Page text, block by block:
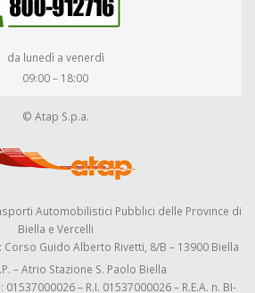
da lunedì a venerdì
09:00 – 18:00
© Atap S.p.a.
Automobilistici Pubblici delle Province di
Biella e Vercelli
Corso Guido Alberto Rivetti, 8/B – 13900 Biella
– Atrio Stazione S. Paolo Biella
– R.I. 01537000026 – R.E.A. n. BI-